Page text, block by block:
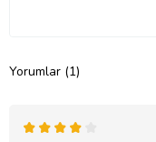
Yorumlar (1)